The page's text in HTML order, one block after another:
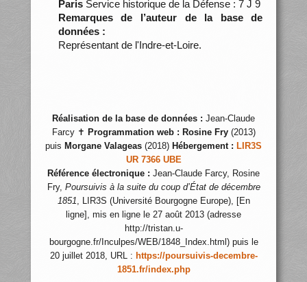
ParisService historique de la Défense : 7 J 9
Remarques de l’auteur de la base de
données :
Représentant de l'Indre-et-Loire.
Réalisation de la base de données : Jean-Claude
Farcy ✝ Programmation web : Rosine Fry(2013)
puis Morgane Valageas (2018) Hébergement : LIR3S
UR 7366 UBE
Référence électronique : Jean-Claude Farcy, Rosine
Fry, Poursuivis à la suite du coup d’État de décembre
1851, LIR3S (Université Bourgogne Europe), [En
ligne], mis en ligne le 27 août 2013 (adresse
http://tristan.u-
bourgogne.fr/Inculpes/WEB/1848_Index.html) puis le
20 juillet 2018, URL : https://poursuivis-decembre-
1851.fr/index.php